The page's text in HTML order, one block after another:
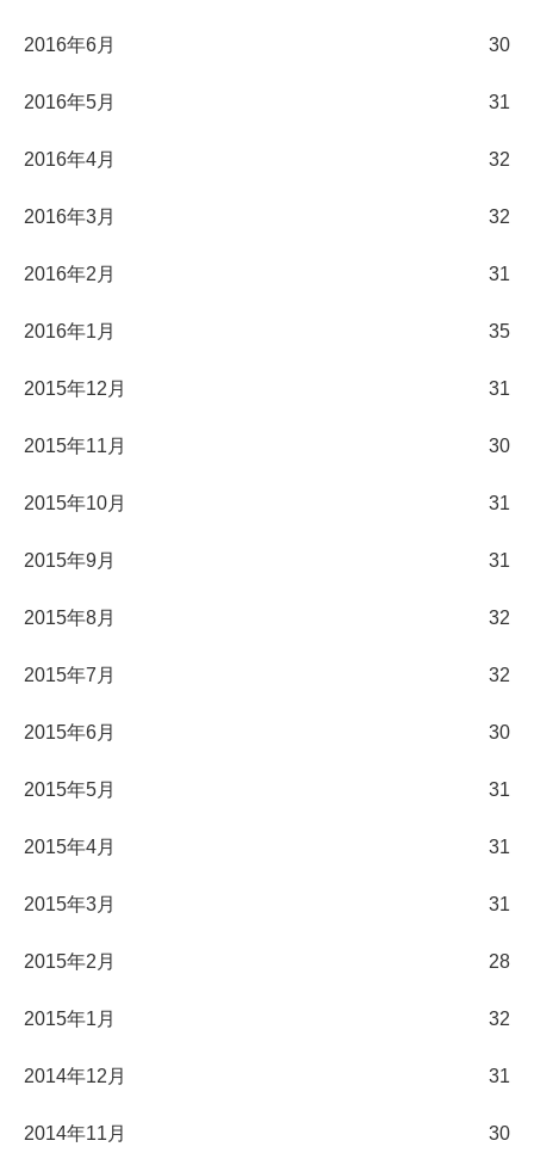
2016年6月 30
2016年5月 31
2016年4月 32
2016年3月 32
2016年2月 31
2016年1月 35
2015年12月 31
2015年11月 30
2015年10月 31
2015年9月 31
2015年8月 32
2015年7月 32
2015年6月 30
2015年5月 31
2015年4月 31
2015年3月 31
2015年2月 28
2015年1月 32
2014年12月 31
2014年11月 30